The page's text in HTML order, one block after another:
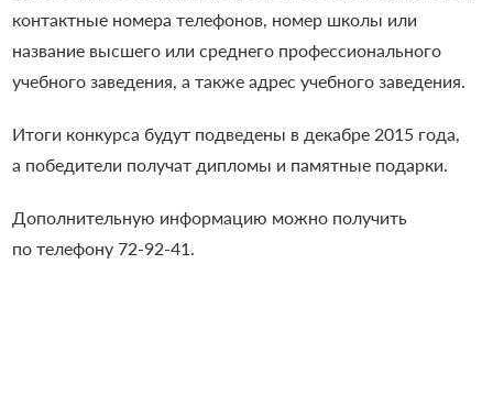
контактные номера телефонов, номер школы или
название высшего или среднего профессионального
учебного заведения, а также адрес учебного заведения.
Итоги конкурса будут подведены в декабре 2015 года,
а победители получат дипломы и памятные подарки.
Дополнительную информацию можно получить
по телефону 72-92-41.